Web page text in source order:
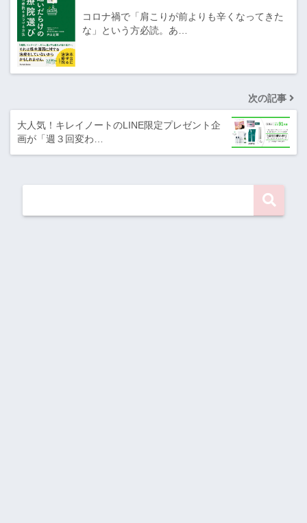
コロナ禍で「肩こりが前よりも辛くなってきた
な」という方必読。あ…
次の記事
大人気！キレイノートのLINE限定プレゼント企
画が「週３回変わ…